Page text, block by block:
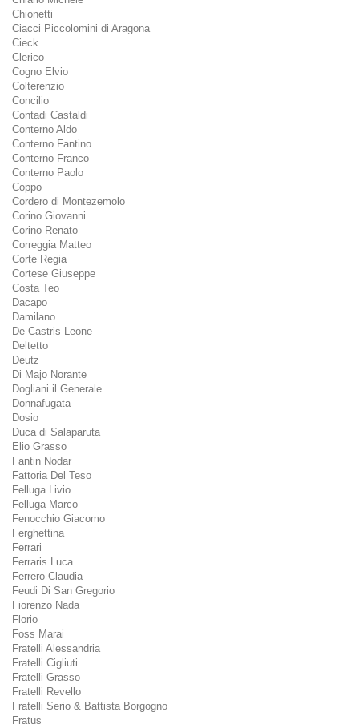
Chionetti
Ciacci Piccolomini di Aragona
Cieck
Clerico
Cogno Elvio
Colterenzio
Concilio
Contadi Castaldi
Conterno Aldo
Conterno Fantino
Conterno Franco
Conterno Paolo
Coppo
Cordero di Montezemolo
Corino Giovanni
Corino Renato
Correggia Matteo
Corte Regia
Cortese Giuseppe
Costa Teo
Dacapo
Damilano
De Castris Leone
Deltetto
Deutz
Di Majo Norante
Dogliani il Generale
Donnafugata
Dosio
Duca di Salaparuta
Elio Grasso
Fantin Nodar
Fattoria Del Teso
Felluga Livio
Felluga Marco
Fenocchio Giacomo
Ferghettina
Ferrari
Ferraris Luca
Ferrero Claudia
Feudi Di San Gregorio
Fiorenzo Nada
Florio
Foss Marai
Fratelli Alessandria
Fratelli Cigliuti
Fratelli Grasso
Fratelli Revello
Fratelli Serio & Battista Borgogno
Fratus